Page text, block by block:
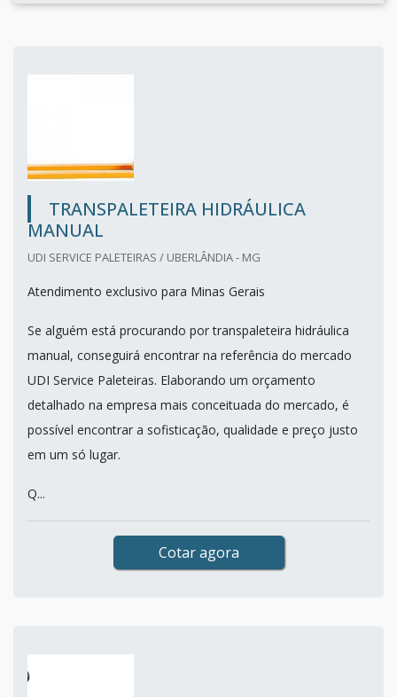
TRANSPALETEIRA HIDRÁULICA
MANUAL
UDI SERVICE PALETEIRAS / UBERLÂNDIA - MG
Atendimento exclusivo para Minas Gerais
Se alguém está procurando por transpaleteira hidráulica
manual, conseguirá encontrar na referência do mercado
UDI Service Paleteiras. Elaborando um orçamento
detalhado na empresa mais conceituada do mercado, é
possível encontrar a sofisticação, qualidade e preço justo
em um só lugar.
Q...
Cotar agora